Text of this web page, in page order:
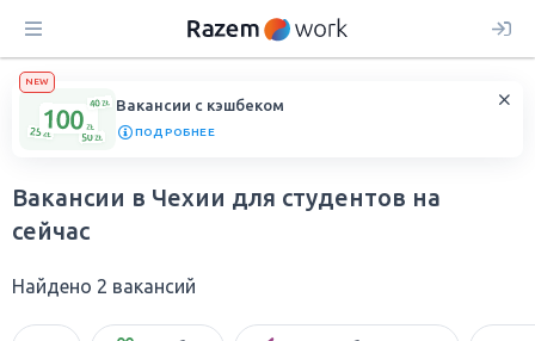
NEW
Вакансии с кэшбеком
ПОДРОБНЕЕ
Вакансии в Чехии для студентов на
сейчас
Найдено 2 вакансий